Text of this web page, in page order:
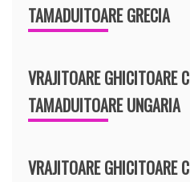
TAMADUITOARE GRECIA
VRAJITOARE GHICITOARE
TAMADUITOARE UNGARIA
VRAJITOARE GHICITOARE